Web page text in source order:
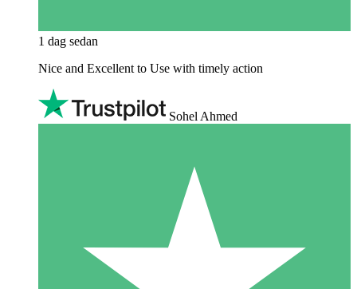
1 dag sedan
Nice and Excellent to Use with timely action
Sohel Ahmed